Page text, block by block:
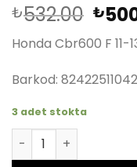
₺532.00 ₺
Honda Cbr600 F 11-
Barkod:
3 adet stokta
Honda Cbr600 F 11-